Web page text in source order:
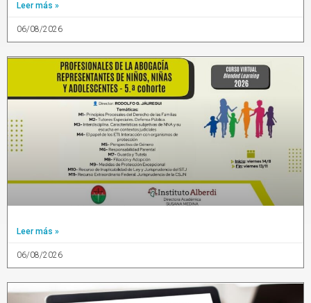
Leer más »
06/08/2026
Leer más »
06/08/2026